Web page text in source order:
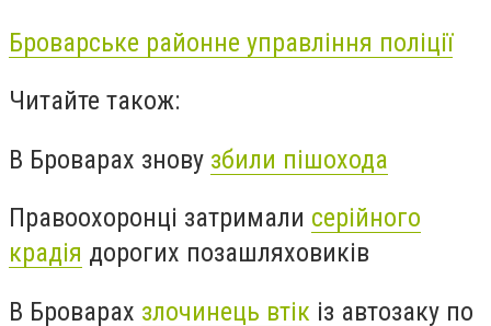
Броварське районне управління поліції
Читайте також:
В Броварах знову збили пішохода
Правоохоронці затримали серійного
крадія дорогих позашляховиків
В Броварах злочинець втік із автозаку по